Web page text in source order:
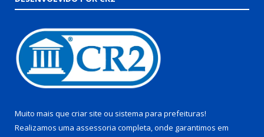
Muito mais que criar site ou sistema para prefeituras!
Realizamos uma assessoria completa, onde garantimos em